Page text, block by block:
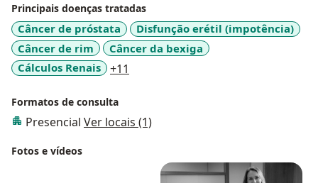
andrologia, disfunções miccionais e urologia feminina.
Principais doenças tratadas
Câncer de próstata
Disfunção erétil (impotência)
Câncer de rim
Câncer da bexiga
Cálculos Renais
+11
Formatos de consulta
Presencial Ver locais (1)
Fotos e vídeos